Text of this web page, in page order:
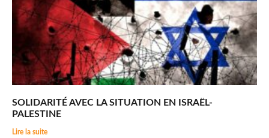
SOLIDARITÉ AVEC LA SITUATION EN ISRAËL-
PALESTINE
Lire la suite